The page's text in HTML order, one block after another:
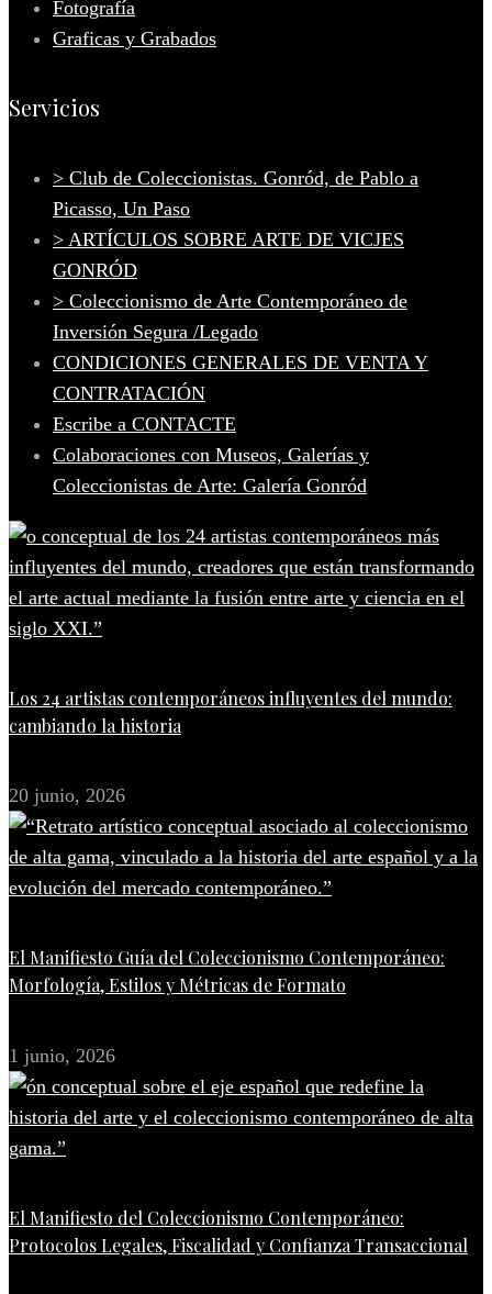
Fotografía
Graficas y Grabados
Servicios
> Club de Coleccionistas. Gonród, de Pablo a
Picasso, Un Paso
> ARTÍCULOS SOBRE ARTE DE VICJES
GONRÓD
> Coleccionismo de Arte Contemporáneo de
Inversión Segura /Legado
CONDICIONES GENERALES DE VENTA Y
CONTRATACIÓN
Escribe a CONTACTE
Colaboraciones con Museos, Galerías y
Coleccionistas de Arte: Galería Gonród
Los 24 artistas contemporáneos influyentes del mundo:
cambiando la historia
20 junio, 2026
El Manifiesto Guía del Coleccionismo Contemporáneo:
Morfología, Estilos y Métricas de Formato
1 junio, 2026
El Manifiesto del Coleccionismo Contemporáneo:
Protocolos Legales, Fiscalidad y Confianza Transaccional